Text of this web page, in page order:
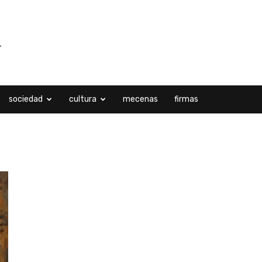
sociedad cultura mecenas firmas